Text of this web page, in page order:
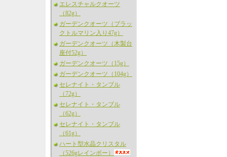
エレスチャルクオーツ
（82g）
ガーデンクオーツ（ブラッ
クトルマリン入り47g）
ガーデンクオーツ（木製台
座付52g）
ガーデンクオーツ（15g）
ガーデンクオーツ（104g）
セレナイト・タンブル
（72g）
セレナイト・タンブル
（62g）
セレナイト・タンブル
（61g）
ハート型水晶クリスタル
（526gレインボー）